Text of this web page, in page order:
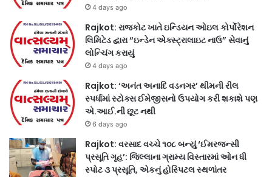
4 days ago
Rajkot: રાજકોટ ખાતે ઇન્ડિયન ઓઇલ કોર્પોરેશન
લિમિટેડ દ્વારા “ઇન્ડેન એક્સ્ટ્રાલાઇટ નાઉ” સેવાનું
લોન્ચિંગ કરાયું
4 days ago
Rajkot: ‘અનંત અનાદિ વડનગર’ થીમની રીલ
સ્પર્ધામાં સ્ટોક્સ ઈમેજીસનો ઉપયોગ કરી શકાશે પણ
એ.આઈ.ની છૂટ નથી
6 days ago
Rajkot: વરસાદ વચ્ચે ૧૦૮ બન્યું ‘ઈમરજન્સી
પ્રસૂતિ ગૃહ’: જિલ્લાના ગ્રામ્ય વિસ્તારમાં ઓન ધી
સ્પોટ ૩ પ્રસૂતિ, એકનું હોસ્પિટલ સ્થળાંતર